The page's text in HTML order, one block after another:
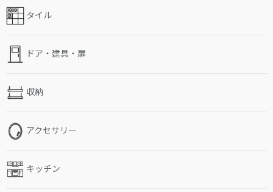
タイル
ドア・建具・扉
収納
アクセサリー
キッチン